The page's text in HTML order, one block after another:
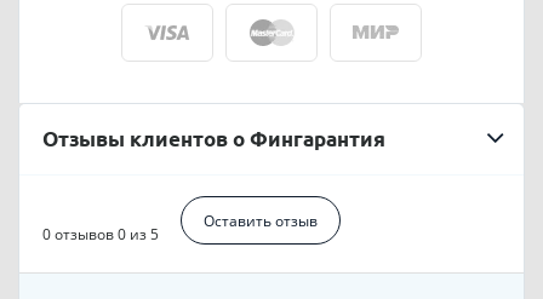
Отзывы клиентов о Фингарантия
0 отзывов0 из 5
Оставить отзыв